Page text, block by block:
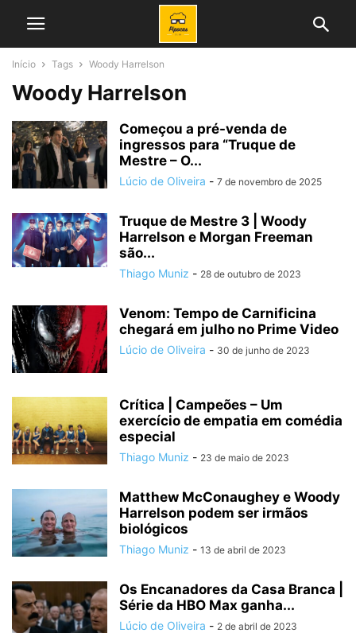
Início Tags Woody Harrelson
Woody Harrelson
Começou a pré-venda de
ingressos para “Truque de
Mestre – O...
Lúcio de Oliveira - 7 de novembro de 2025
Truque de Mestre 3 | Woody
Harrelson e Morgan Freeman
são...
Thiago Muniz - 28 de outubro de 2023
Venom: Tempo de Carnificina
chegará em julho no Prime Video
Lúcio de Oliveira - 30 de junho de 2023
Crítica | Campeões – Um
exercício de empatia em comédia
especial
Thiago Muniz - 23 de maio de 2023
Matthew McConaughey e Woody
Harrelson podem ser irmãos
biológicos
Thiago Muniz - 13 de abril de 2023
Os Encanadores da Casa Branca |
Série da HBO Max ganha...
Lúcio de Oliveira - 2 de abril de 2023